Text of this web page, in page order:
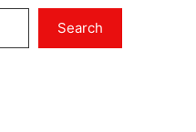
Search